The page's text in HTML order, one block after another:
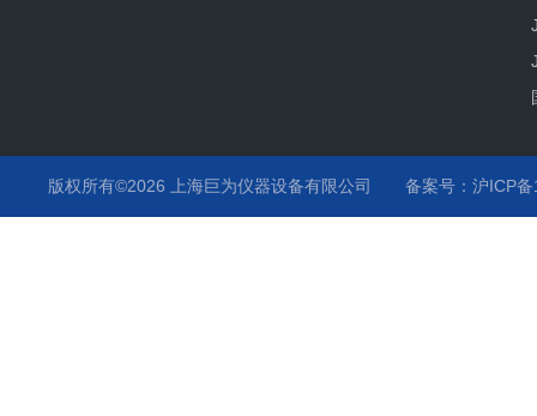
版权所有©2026 上海巨为仪器设备有限公司 备案号：沪ICP